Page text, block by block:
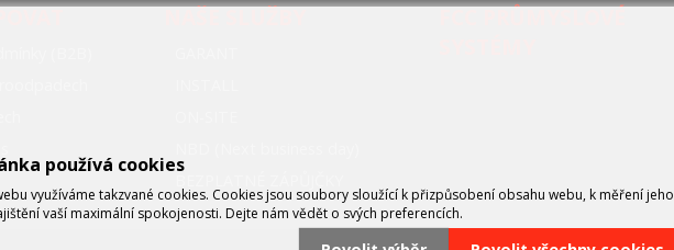
NAŠE SLUŽBY
FCC PRŮMYSLOVÉ
používá cookies
využíváme takzvané cookies. Cookies jsou soubory sloužící k přizpůsobení obsahu webu, k měření jeho
vaší maximální spokojenosti. Dejte nám vědět o svých preferencích.